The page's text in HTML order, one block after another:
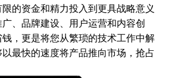
的资金和精力投入到更具战略意义
、品牌建设、用户运营和内容创
，更是将您从繁琐的技术工作中解
最快的速度将产品推向市场，抢占